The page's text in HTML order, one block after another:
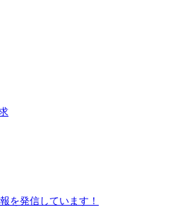
を発信しています！